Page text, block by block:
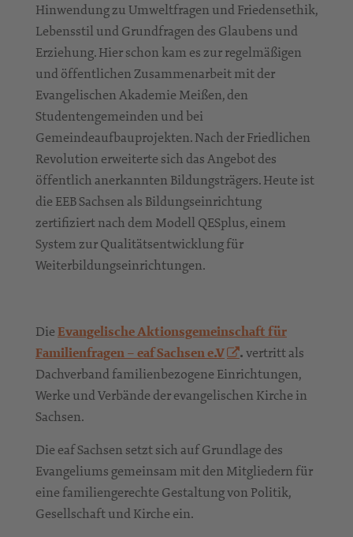
Hinwendung zu Umweltfragen und Friedensethik,
Lebensstil und Grundfragen des Glaubens und
Erziehung. Hier schon kam es zur regelmäßigen
und öffentlichen Zusammenarbeit mit der
Evangelischen Akademie Meißen, den
Studentengemeinden und bei
Gemeindeaufbauprojekten. Nach der Friedlichen
Revolution erweiterte sich das Angebot des
öffentlich anerkannten Bildungsträgers. Heute ist
die EEB Sachsen als Bildungseinrichtung
zertifiziert nach dem Modell QESplus, einem
System zur Qualitätsentwicklung für
Weiterbildungseinrichtungen.
DieEvangelische Aktionsgemeinschaft für
Familienfragen – eaf Sachsen e.V
.vertritt als
Dachverband familienbezogene Einrichtungen,
Werke und Verbände der evangelischen Kirche in
Sachsen.
Die eaf Sachsen setzt sich auf Grundlage des
Evangeliums gemeinsam mit den Mitgliedern für
eine familiengerechte Gestaltung von Politik,
Gesellschaft und Kirche ein.